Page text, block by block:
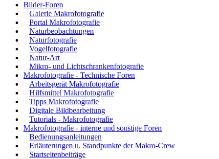
Bilder-Foren
Galerie Makrofotografie
Portal Makrofotografie
Naturbeobachtungen
Naturfotografie
Vogelfotografie
Natur-Art
Mikro- und Lichtschrankenfotografie
Makrofotografie - Technische Foren
Arbeitsgerät Makrofotografie
Hilfsmittel Makrofotografie
Tipps Makrofotografie
Digitale Bildbearbeitung
Tutorials - Makrofotografie
Makrofotografie - interne und sonstige Foren
Bedienungsanleitungen
Erläuterungen u. Standpunkte der Makro-Crew
Startseitenbeiträge